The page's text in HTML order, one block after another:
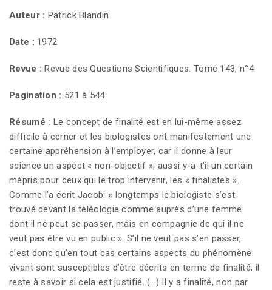
Auteur : Patrick Blandin
Date : 1972
Revue : Revue des Questions Scientifiques. Tome 143, n°4
Pagination : 521 à 544
Résumé : Le concept de finalité est en lui-même assez
difficile à cerner et les biologistes ont manifestement une
certaine appréhension à l’employer, car il donne à leur
science un aspect « non-objectif », aussi y-a-t’il un certain
mépris pour ceux qui le trop intervenir, les « finalistes ».
Comme l’a écrit Jacob: « longtemps le biologiste s’est
trouvé devant la téléologie comme auprès d’une femme
dont il ne peut se passer, mais en compagnie de qui il ne
veut pas être vu en public ». S’il ne veut pas s’en passer,
c’est donc qu’en tout cas certains aspects du phénomène
vivant sont susceptibles d’être décrits en terme de finalité; il
reste à savoir si cela est justifié. (…) Il y a finalité, non par